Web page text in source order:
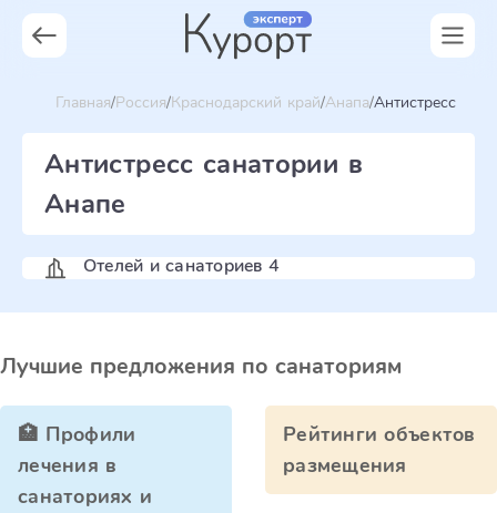
Главная Россия Краснодарский край Анапа Антистресс
Антистресс санатории в
Анапе
Отелей и санаториев 4
Лучшие предложения по санаториям
🏥 Профили
лечения в
санаториях и
Рейтинги объектов
размещения